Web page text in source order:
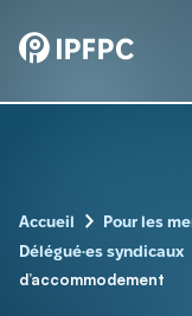
Accueil – Pour les
Délégué·es syndicaux
d’accommodement